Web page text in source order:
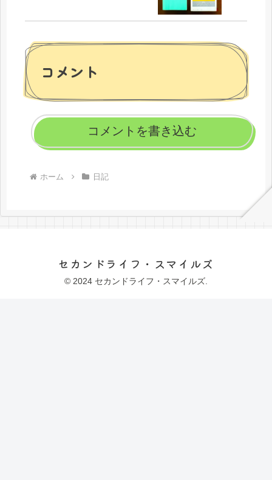
コメント
コメントを書き込む
ホーム 日記
セカンドライフ・スマイルズ
© 2024 セカンドライフ・スマイルズ.